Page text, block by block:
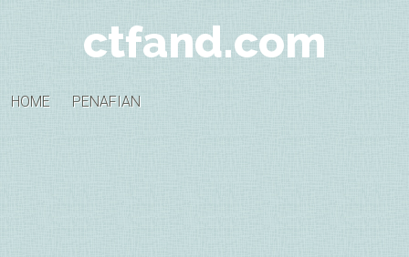
ctfand.com
HOME PENAFIAN